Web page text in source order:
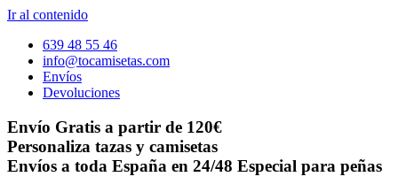
Ir al contenido
639 48 55 46
info@tocamisetas.com
Envíos
Devoluciones
Envío Gratis a partir de 120€
Personaliza tazas y camisetas
Envíos a toda España en 24/48 Especial para peñas